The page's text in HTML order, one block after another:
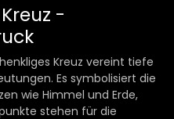
-
Kreuz vereint tiefe
Es symbolisiert die
wie Himmel und Erde,
stehen für die